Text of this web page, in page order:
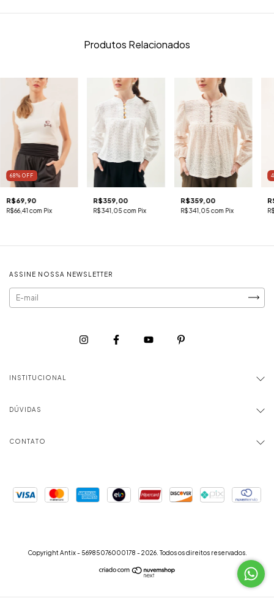
Produtos Relacionados
68% OFF
R$69,90
R$66,41com Pix
R$359,00
R$341,05com Pix
R$359,00
R$341,05com Pix
ASSINE NOSSA NEWSLETTER
INSTITUCIONAL
DÚVIDAS
CONTATO
Copyright Antix - 56985076000178 - 2026. Todos os direitos reservados.